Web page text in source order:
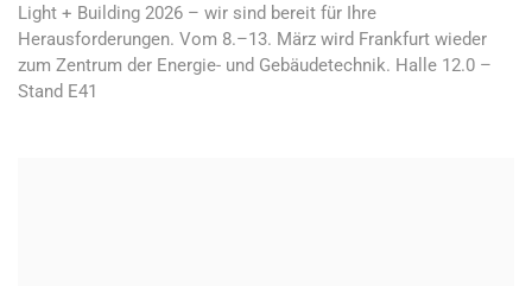
Light + Building 2026 – wir sind bereit für Ihre
Herausforderungen. Vom 8.–13. März wird Frankfurt wieder
zum Zentrum der Energie- und Gebäudetechnik. Halle 12.0 –
Stand E41